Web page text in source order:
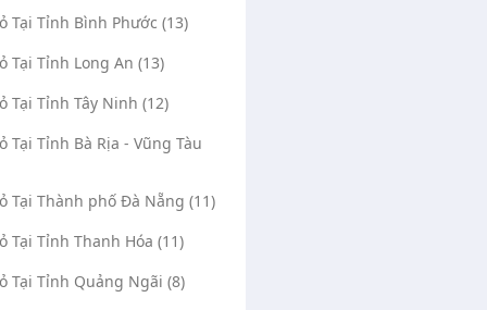
Tại Tỉnh Bình Phước (13)
Tại Tỉnh Long An (13)
Tại Tỉnh Tây Ninh (12)
Tại Tỉnh Bà Rịa - Vũng Tàu
Tại Thành phố Đà Nẵng (11)
Tại Tỉnh Thanh Hóa (11)
Tại Tỉnh Quảng Ngãi (8)